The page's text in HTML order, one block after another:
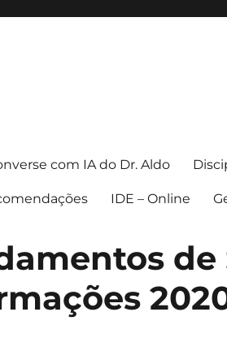
Aldo Henrique
com IA do Dr. Aldo
IDE – Online
de